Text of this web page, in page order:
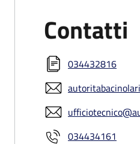
Contatti
034432816
034434161